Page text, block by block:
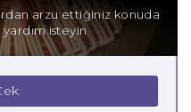
arzu ettiğiniz konuda
isteyin